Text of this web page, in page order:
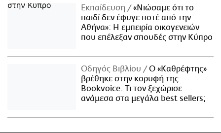
Εκπαίδευση
«Νιώσαμε ότι το
παιδί δεν έφυγε ποτέ από την
Αθήνα»: Η εμπειρία οικογενειών
που επέλεξαν σπουδές στην Κύπρο
Οδηγός Βιβλίου
Ο «Καθρέφτης»
βρέθηκε στην κορυφή της
Bookvoice. Τι τον ξεχώρισε
ανάμεσα στα μεγάλα best sellers;